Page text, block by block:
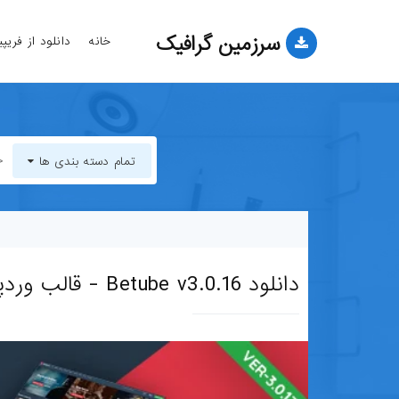
سرزمین گرافیک خانه دانلود از
تمام دسته بندی ها
قالب-وردپرس
قالب-جوملا
دانلود Betube v3.0.16 - قالب وردپرس ویدیویی حرفه‌ای